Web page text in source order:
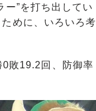
”を打ち出してい
めに、いろいろ考
敗19.2回、防御率